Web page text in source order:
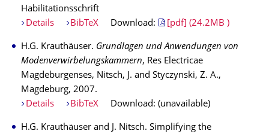
Habilitationsschrift
Details
BibTeX Download: [pdf] (24.2MB )
H.G. Krauthäuser. Grundlagen und Anwendungen von
Modenverwirbelungskammern, Res Electricae
Magdeburgenses, Nitsch, J. and Styczynski, Z. A.,
Magdeburg, 2007.
Details
BibTeX Download: (unavailable)
H.G. Krauthäuser and J. Nitsch. Simplifying the